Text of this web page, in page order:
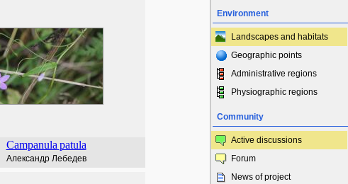
Campanula patula
Александр Лебедев
Environment
Landscapes and habitats
Geographic points
Administrative regions
Physiographic regions
Community
Active discussions
Forum
News of project